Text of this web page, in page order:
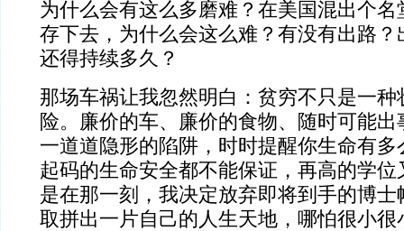
为什么会有这么多磨难？在美国混出个名
存下去，为什么会这么难？有没有出路？
还得持续多久？
那场车祸让我忽然明白：贫穷不只是一种
险。廉价的车、廉价的食物、随时可能
一道道隐形的陷阱，时时提醒你生命有多
起码的生命安全都不能保证，再高的学位
是在那一刻，我决定放弃即将到手的博士
取拼出一片自己的人生天地，哪怕很小很